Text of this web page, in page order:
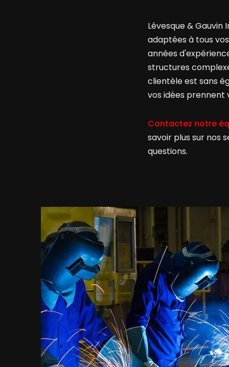
Lévesque &
adaptées à tous
années
structures
clientèle est sans
vos idées prennent
Contactez notre
savoir plus sur nos
questions.